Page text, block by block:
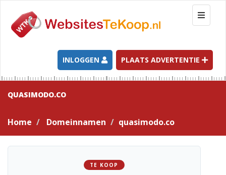
T
o
g
l
e
n
a
t
INLOGGEN PLAATS ADVERTENTIE
QUASIMODO.CO
Home Domeinnamen quasimodo.co
TE KOOP